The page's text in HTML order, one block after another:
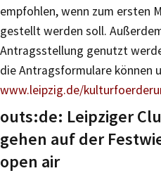
empfohlen, wenn zum ersten
gestellt werden soll.
Antragsstellung genutzt
die Antragsformulare können
www.leipzig.de/
outs:de: Leipziger
gehen auf der
open air